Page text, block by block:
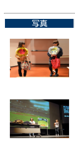
写真